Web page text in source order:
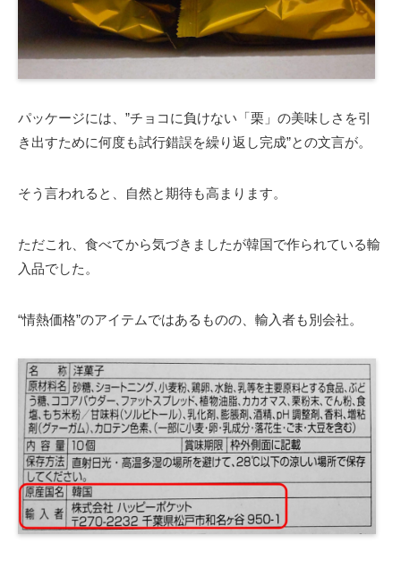
パッケージには、”チョコに負けない「栗」の美味しさを引
き出すために何度も試行錯誤を繰り返し完成”との文言が。
そう言われると、自然と期待も高まります。
ただこれ、食べてから気づきましたが韓国で作られている輸
入品でした。
“情熱価格”のアイテムではあるものの、輸入者も別会社。